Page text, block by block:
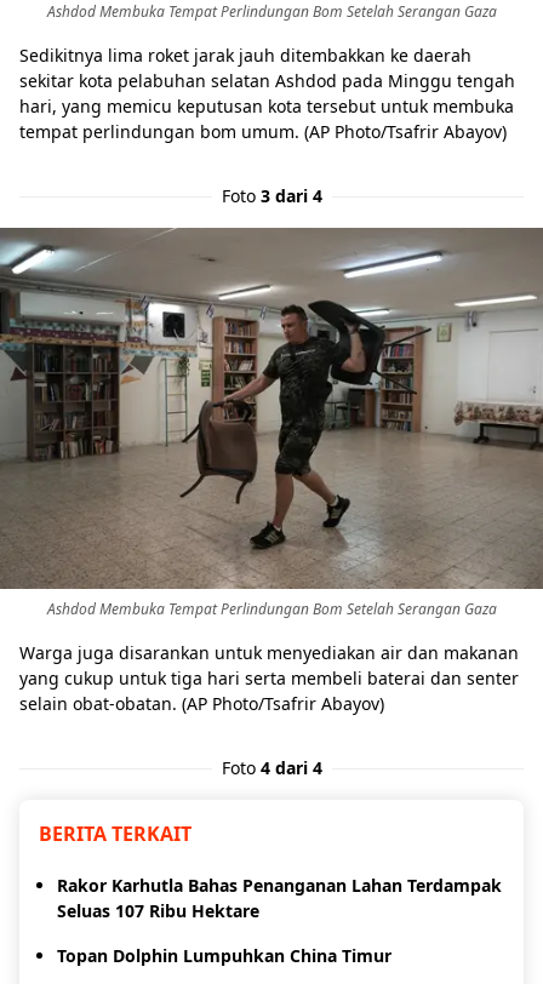
Ashdod Membuka Tempat Perlindungan Bom Setelah Serangan Gaza
Sedikitnya lima roket jarak jauh ditembakkan ke daerah
sekitar kota pelabuhan selatan Ashdod pada Minggu tengah
hari, yang memicu keputusan kota tersebut untuk membuka
tempat perlindungan bom umum. (AP Photo/Tsafrir Abayov)
Foto 3 dari 4
Ashdod Membuka Tempat Perlindungan Bom Setelah Serangan Gaza
Warga juga disarankan untuk menyediakan air dan makanan
yang cukup untuk tiga hari serta membeli baterai dan senter
selain obat-obatan. (AP Photo/Tsafrir Abayov)
Foto 4 dari 4
BERITA TERKAIT
Rakor Karhutla Bahas Penanganan Lahan Terdampak
Seluas 107 Ribu Hektare
Topan Dolphin Lumpuhkan China Timur
Share to others
Pinterest
Mail